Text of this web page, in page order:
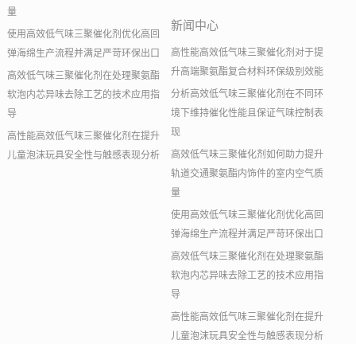
量
使用高效低气味三聚催化剂优化高回
弹海绵生产流程并满足严苛环保出口
高效低气味三聚催化剂在处理聚氨酯
软泡内芯异味去除工艺的技术应用指
导
高性能高效低气味三聚催化剂在提升
儿童泡沫玩具安全性与触感表现分析
新闻中心
高性能高效低气味三聚催化剂对于提
升高端聚氨酯复合材料环保级别效能
分析高效低气味三聚催化剂在不同环
境下维持催化性能且保证气味控制表
现
高效低气味三聚催化剂如何助力提升
轨道交通聚氨酯内饰件的室内空气质
量
使用高效低气味三聚催化剂优化高回
弹海绵生产流程并满足严苛环保出口
高效低气味三聚催化剂在处理聚氨酯
软泡内芯异味去除工艺的技术应用指
导
高性能高效低气味三聚催化剂在提升
儿童泡沫玩具安全性与触感表现分析